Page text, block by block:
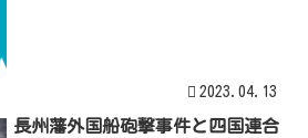
2023.04.13
長州藩外国船砲撃事件と四国連合